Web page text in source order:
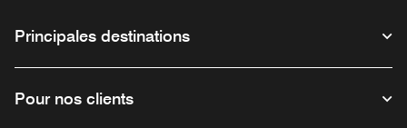
Principales destinations
Pour nos clients